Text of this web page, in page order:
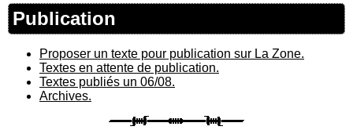
Publication
Proposer un texte pour publication sur La Zone.
Textes en attente de publication.
Textes publiés un 06/08.
Archives.